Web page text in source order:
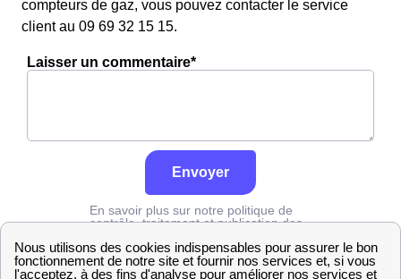
compteurs de gaz, vous pouvez contacter le service
client au 09 69 32 15 15.
Laisser un commentaire*
Envoyer
En savoir plus sur notre politique de
contrôle, traitement et publication des